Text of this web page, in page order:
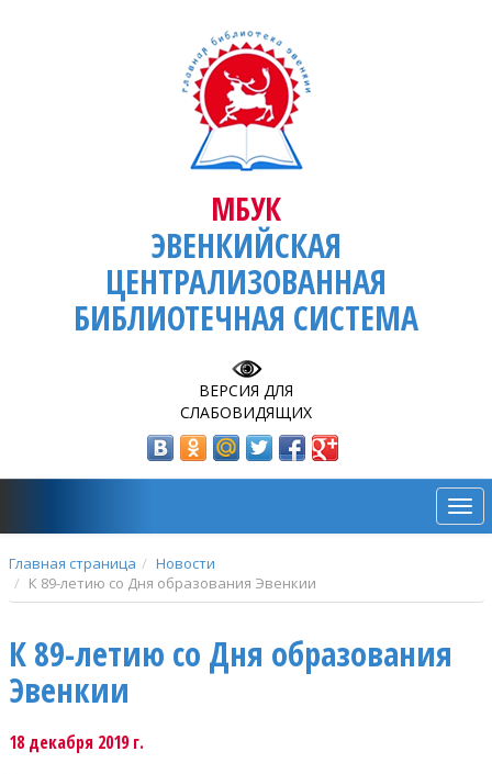
МБУК
ЭВЕНКИЙСКАЯ
ЦЕНТРАЛИЗОВАННАЯ
БИБЛИОТЕЧНАЯ СИСТЕМА
ВЕРСИЯ ДЛЯ
СЛАБОВИДЯЩИХ
Главная страница
Новости
К 89-летию со Дня образования Эвенкии
К 89-летию со Дня образования
Эвенкии
18 декабря 2019 г.